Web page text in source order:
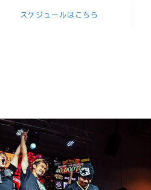
スケジュールはこちら